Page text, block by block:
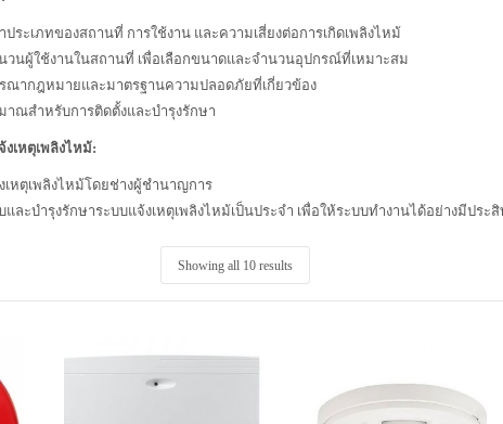
ระเภทของสถานที่ การใช้งาน และความเสี่ยงต่อการเกิดเพลิงไหม้
นผู้ใช้งานในสถานที่ เพื่อเลือกขนาดและจำนวนอุปกรณ์ที่เหมาะสม
ณากฎหมายและมาตรฐานความปลอดภัยที่เกี่ยวข้อง
าณสำหรับการติดตั้งและบำรุงรักษา
เหตุเพลิงไหม้:
เหตุเพลิงไหม้โดยช่างผู้ชำนาญการ
และบำรุงรักษาระบบแจ้งเหตุเพลิงไหม้เป็นประจำ เพื่อให้ระบบทำงานได้อย่างมีประ
Showing all 10 results